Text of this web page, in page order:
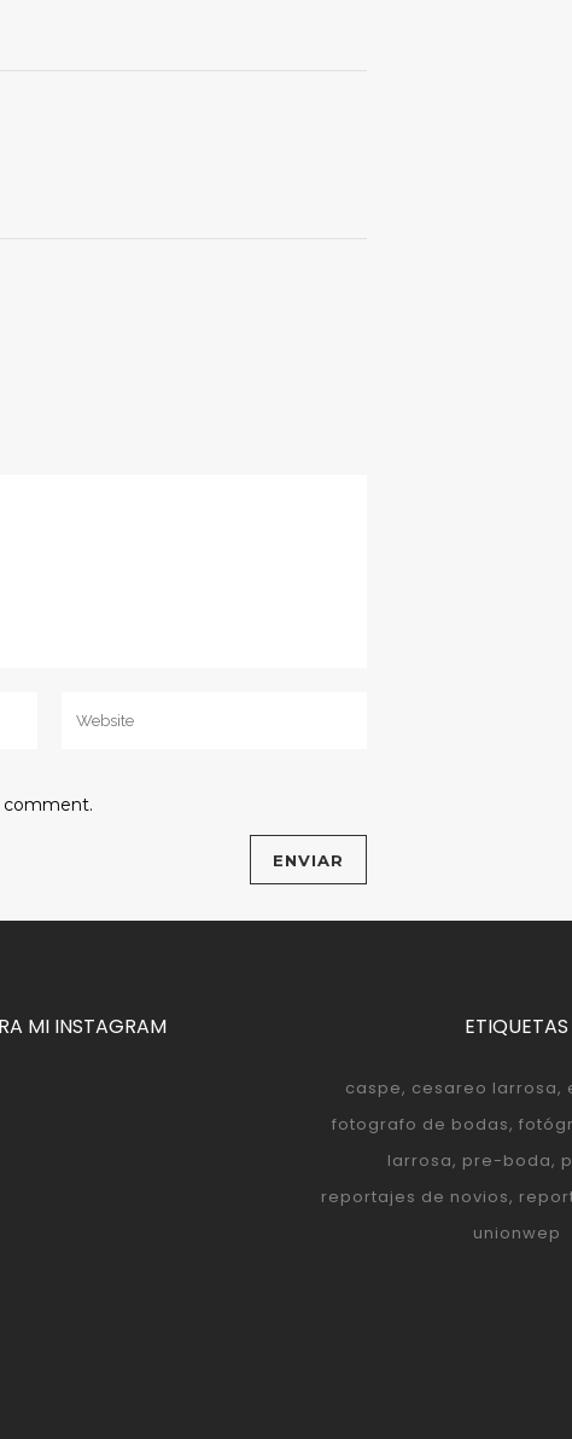
comment.
MI INSTAGRAM ETIQUETAS
caspe cesareo larrosa
fotografo de bodas
larrosa pre-boda
reportajes de novios
unionwep